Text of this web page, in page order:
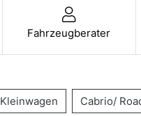
Fahrzeugberater
Kleinwagen Cabrio/